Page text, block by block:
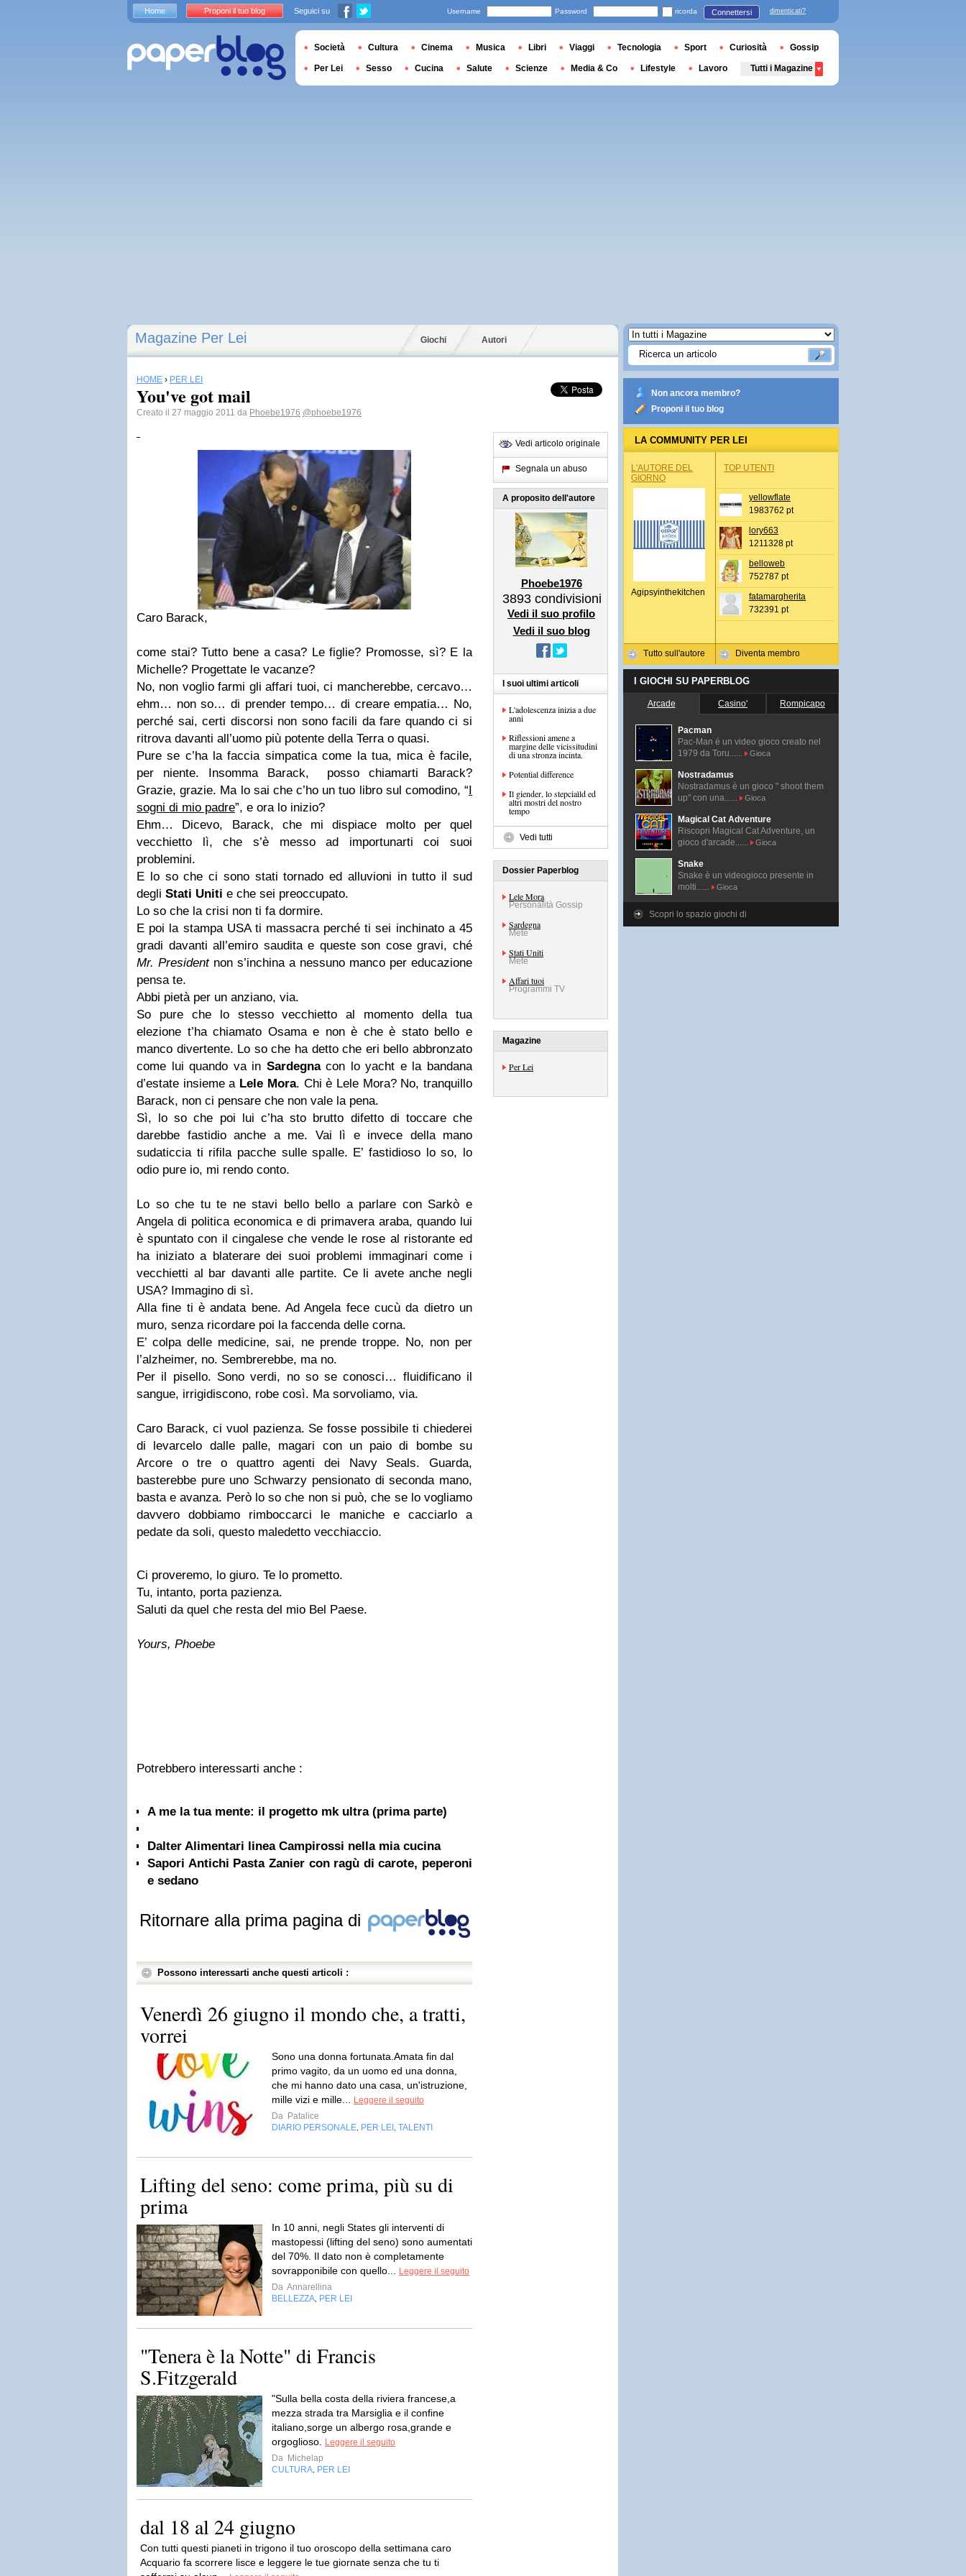
Magazine Per Lei Giochi Autori
HOME › PER LEI
You've got mail
Creato il 27 maggio 2011 da Phoebe1976 @phoebe1976
Caro Barack,
come stai? Tutto bene a casa? Le figlie? Promosse, sì? E la
Michelle? Progettate le vacanze?
No, non voglio farmi gli affari tuoi, ci mancherebbe, cercavo…
ehm… non so… di prender tempo… di creare empatia… No,
perché sai, certi discorsi non sono facili da fare quando ci si
ritrova davanti all’uomo più potente della Terra o quasi.
Pure se c’ha la faccia simpatica come la tua, mica è facile,
per niente. Insomma Barack, posso chiamarti Barack?
Grazie, grazie. Ma lo sai che c’ho un tuo libro sul comodino, “I
sogni di mio padre”, e ora lo inizio?
Ehm… Dicevo, Barack, che mi dispiace molto per quel
vecchietto lì, che s’è messo ad importunarti coi suoi
problemini.
E lo so che ci sono stati tornado ed alluvioni in tutto il sud
degli Stati Uniti e che sei preoccupato.
Lo so che la crisi non ti fa dormire.
E poi la stampa USA ti massacra perché ti sei inchinato a 45
gradi davanti all’emiro saudita e queste son cose gravi, ché
Mr. Presidentnon s’inchina a nessuno manco per educazione
pensa te.
Abbi pietà per un anziano, via.
So pure che lo stesso vecchietto al momento della tua
elezione t’ha chiamato Osama e non è che è stato bello e
manco divertente. Lo so che ha detto che eri bello abbronzato
come lui quando va in Sardegnacon lo yacht e la bandana
d’estate insieme a Lele Mora. Chi è Lele Mora? No, tranquillo
Barack, non ci pensare che non vale la pena.
Sì, lo so che poi lui c’ha sto brutto difetto di toccare che
darebbe fastidio anche a me. Vai lì e invece della mano
sudaticcia ti rifila pacche sulle spalle. E’ fastidioso lo so, lo
odio pure io, mi rendo conto.
Lo so che tu te ne stavi bello bello a parlare con Sarkò e
Angela di politica economica e di primavera araba, quando lui
è spuntato con il cingalese che vende le rose al ristorante ed
ha iniziato a blaterare dei suoi problemi immaginari come i
vecchietti al bar davanti alle partite. Ce li avete anche negli
USA? Immagino di sì.
Alla fine ti è andata bene. Ad Angela fece cucù da dietro un
muro, senza ricordare poi la faccenda delle corna.
E’ colpa delle medicine, sai, ne prende troppe. No, non per
l’alzheimer, no. Sembrerebbe, ma no.
Per il pisello. Sono verdi, no so se conosci… fluidificano il
sangue, irrigidiscono, robe così. Ma sorvoliamo, via.
Caro Barack, ci vuol pazienza. Se fosse possibile ti chiederei
di levarcelo dalle palle, magari con un paio di bombe su
Arcore o tre o quattro agenti dei Navy Seals. Guarda,
basterebbe pure uno Schwarzy pensionato di seconda mano,
basta e avanza. Però lo so che non si può, che se lo vogliamo
davvero dobbiamo rimboccarci le maniche e cacciarlo a
pedate da soli, questo maledetto vecchiaccio.
Ci proveremo, lo giuro. Te lo prometto.
Tu, intanto, porta pazienza.
Saluti da quel che resta del mio Bel Paese.
Yours, Phoebe
Potrebbero interessarti anche :
A me la tua mente: il progetto mk ultra (prima parte)
Dalter Alimentari linea Campirossi nella mia cucina
Sapori Antichi Pasta Zanier con ragù di carote, peperoni
e sedano
Ritornare alla prima pagina di
Possono interessarti anche questi articoli :
Venerdì 26 giugno il mondo che, a tratti,
vorrei
Sono una donna fortunata.Amata fin dal
primo vagito, da un uomo ed una donna,
che mi hanno dato una casa, un'istruzione,
mille vizi e mille...
Leggere il seguito
Da Patalice
DIARIO PERSONALE PER LEI TALENTI
Lifting del seno: come prima, più su di
prima
In 10 anni, negli States gli interventi di
mastopessi (lifting del seno) sono aumentati
del 70%. Il dato non è completamente
sovrapponibile con quello...
Leggere il seguito
Da Annarellina
BELLEZZA PER LEI
"Tenera è la Notte" di Francis
S.Fitzgerald
"Sulla bella costa della riviera francese,a
mezza strada tra Marsiglia e il confine
italiano,sorge un albergo rosa,grande e
orgoglioso.
Leggere il seguito
Da Michelap
CULTURA PER LEI
dal 18 al 24 giugno
Con tutti questi pianeti in trigono il tuo oroscopo della settimana caro
Acquario fa scorrere lisce e leggere le tue giornate senza che tu ti
Vedi articolo originale
Segnala un abuso
A proposito dell'autore
Phoebe1976
3893 condivisioni
Vedi il suo profilo
Vedi il suo blog
I suoi ultimi articoli
L'adolescenza inizia a due
anni
Riflessioni amene a
margine delle vicissitudini
di una stronza incinta.
Potential difference
Il giender, lo stepciaìld ed
altri mostri del nostro
tempo
Vedi tutti
Dossier Paperblog
Lele Mora
Personalità Gossip
Sardegna
Mete
Stati Uniti
Mete
Affari tuoi
Programmi TV
Magazine
Per Lei
Non ancora membro?
Proponi il tuo blog
LA COMMUNITY PER LEI
L'AUTORE DEL
GIORNO
Agipsyinthekitchen
Tutto sull'autore
TOP UTENTI
yellowflate
1983762 pt
lory663
1211328 pt
belloweb
752787 pt
fatamargherita
732391 pt
Diventa membro
I GIOCHI SU PAPERBLOG
Arcade Casino' Rompicapo
Pacman
Pac-Man é un video gioco creato nel
1979 da Toru......
Gioca
Nostradamus
Nostradamus è un gioco " shoot them
up" con una......
Gioca
Magical Cat Adventure
Riscopri Magical Cat Adventure, un
gioco d'arcade......
Gioca
Snake
Snake è un videogioco presente in
molti......
Gioca
Scopri lo spazio giochi di
Home Proponi il tuo blog Seguici su Username Password ricorda Connettersi dimenticati?
Società Cultura Cinema Musica Libri Viaggi Tecnologia Sport Curiosità Gossip
Per Lei Sesso Cucina Salute Scienze Media & Co Lifestyle Lavoro Tutti i Magazine